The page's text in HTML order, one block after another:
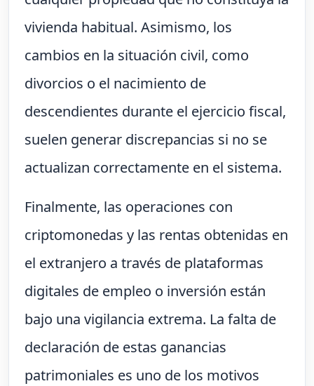
vivienda habitual. Asimismo, los
cambios en la situación civil, como
divorcios o el nacimiento de
descendientes durante el ejercicio fiscal,
suelen generar discrepancias si no se
actualizan correctamente en el sistema.
Finalmente, las operaciones con
criptomonedas y las rentas obtenidas en
el extranjero a través de plataformas
digitales de empleo o inversión están
bajo una vigilancia extrema. La falta de
declaración de estas ganancias
patrimoniales es uno de los motivos